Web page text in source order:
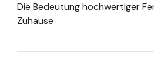
Die Bedeutung hochwertiger
Zuhause